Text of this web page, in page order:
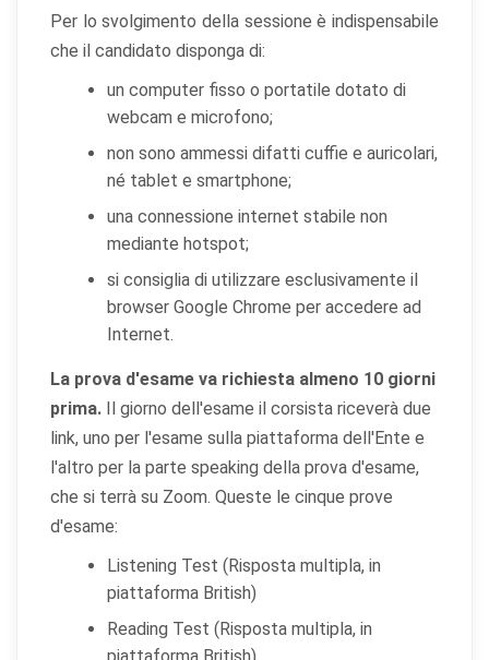
Per lo svolgimento della sessione è indispensabile
che il candidato disponga di:
un computer fisso o portatile dotato di
webcam e microfono;
non sono ammessi difatti cuffie e auricolari,
né tablet e smartphone;
una connessione internet stabile non
mediante hotspot;
si consiglia di utilizzare esclusivamente il
browser Google Chrome per accedere ad
Internet.
La prova d'esame va richiesta almeno 10 giorni
prima. Il giorno dell'esame il corsista riceverà due
link, uno per l'esame sulla piattaforma dell'Ente e
l'altro per la parte speaking della prova d'esame,
che si terrà su Zoom. Queste le cinque prove
d'esame:
Listening Test (Risposta multipla, in
piattaforma British)
Reading Test (Risposta multipla, in
Cookie necessari Sempre attivi
Indispensabili al funzionamento del sito (sessione,
non può funzionare correttamente.
Cookie di preferenze
Permettono al sito di ricordare scelte che modificano
Cookie statistici
Aiutano a capire come gli utenti interagiscono con il
sito tramite dati raccolti in forma anonima o aggregata.
Utilizzati da terze parti per tracciare l'utente attraverso
siti web allo scopo di mostrare annunci pertinenti.
Rifiuta tutti
preferenze